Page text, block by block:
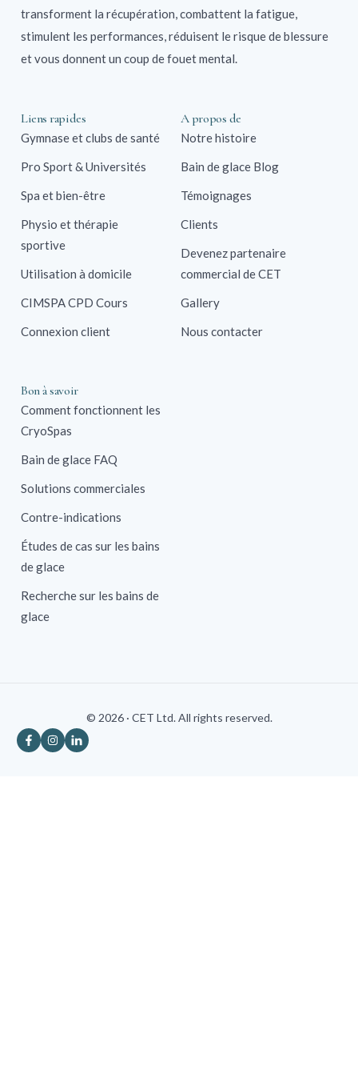
transforment la récupération, combattent la fatigue,
stimulent les performances, réduisent le risque de blessure
et vous donnent un coup de fouet mental.
Liens rapides
Gymnase et clubs de santé
Pro Sport & Universités
Spa et bien-être
Physio et thérapie
sportive
Utilisation à domicile
CIMSPA CPD Cours
Connexion client
A propos de
Notre histoire
Bain de glace Blog
Témoignages
Clients
Devenez partenaire
commercial de CET
Gallery
Nous contacter
Bon à savoir
Comment fonctionnent les
CryoSpas
Bain de glace FAQ
Solutions commerciales
Contre-indications
Études de cas sur les bains
de glace
Recherche sur les bains de
glace
© 2026 · CET Ltd. All rights reserved.